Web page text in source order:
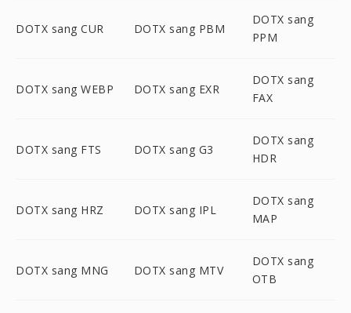
DOTX sang CUR DOTX sang PBM
DOTX sang
PPM
DOTX sang WEBP DOTX sang EXR
DOTX sang
FAX
DOTX sang FTS DOTX sang G3
DOTX sang
HDR
DOTX sang HRZ DOTX sang IPL
DOTX sang
MAP
DOTX sang MNG DOTX sang MTV
DOTX sang
OTB